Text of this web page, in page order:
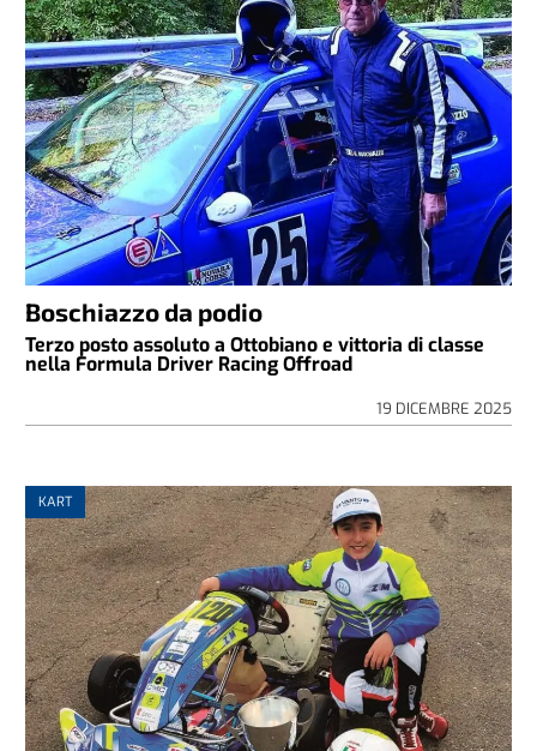
Boschiazzo da podio
Terzo posto assoluto a Ottobiano e vittoria di classe
nella Formula Driver Racing Offroad
19 DICEMBRE 2025
KART